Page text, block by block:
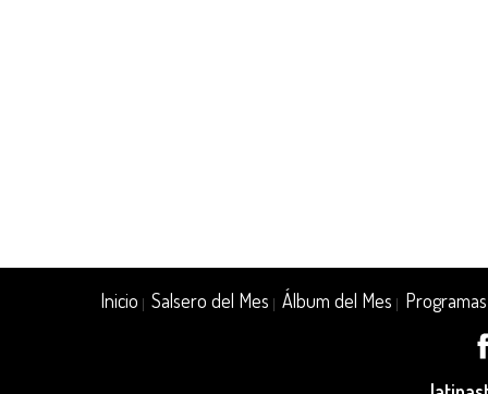
Inicio |Salsero del Mes |Álbum del Mes Programas